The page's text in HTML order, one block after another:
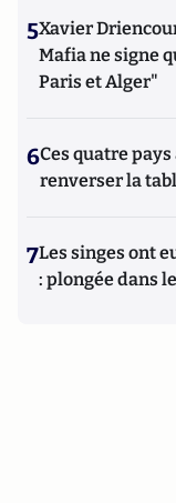
5Xavier
Mafia ne signe
Paris et Alger"
6Ces quatre
renverser la
7Les singes ont
: plongée dans